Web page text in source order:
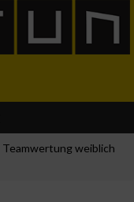
Teamwertung weiblich